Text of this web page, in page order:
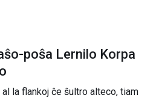
poŝa Lernilo Korpa
al la flankoj ĉe ŝultro alteco, tiam